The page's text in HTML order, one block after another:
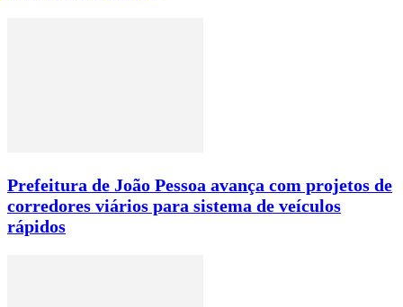
Prefeitura de João Pessoa avança com projetos de
corredores viários para sistema de veículos
rápidos